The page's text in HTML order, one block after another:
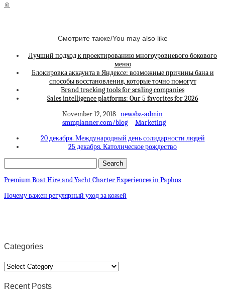
©
Смотрите также/You may also like
Лучший подход к проектированию многоуровневого бокового
меню
Блокировка аккаунта в Яндексе: возможные причины бана и
способы восстановления, которые точно помогут
Brand tracking tools for scaling companies
Sales intelligence platforms: Our 5 favorites for 2026
November 12, 2018 newsbz-admin
smmplanner.com/blog
Marketing
20 декабря. Международный день солидарности людей
25 декабря. Католическое рождество
Premium Boat Hire and Yacht Charter Experiences in Paphos
Почему важен регулярный уход за кожей
Categories
Categories
Recent Posts